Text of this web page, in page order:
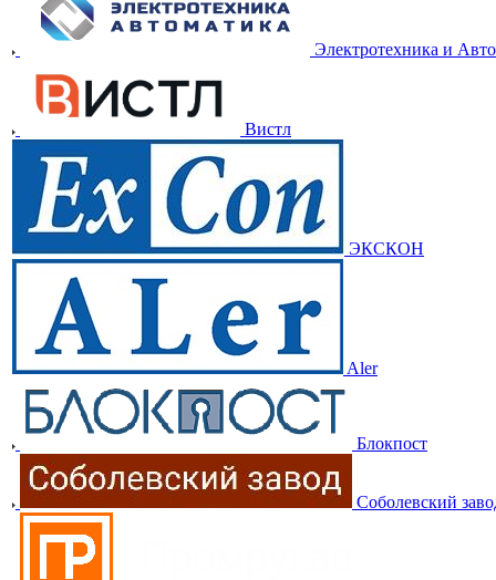
Электротехника и
Вистл
ЭКСКОН
Aler
Блокпост
Соболевский